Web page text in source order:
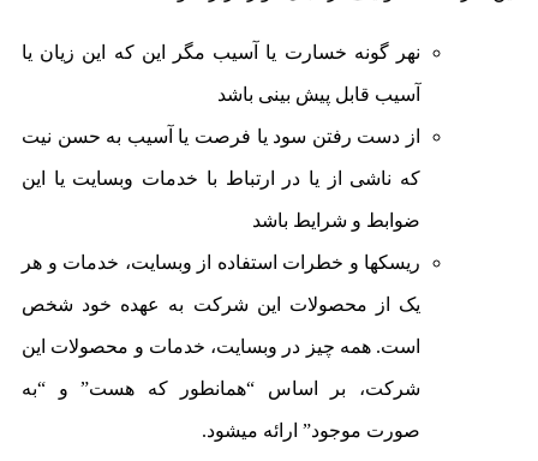
نهر گونه خسارت یا آسیب مگر این که این زیان یا
آسیب قابل پیش بینی باشد
از دست رفتن سود یا فرصت یا آسیب به حسن نیت
که ناشی از یا در ارتباط با خدمات وبسایت یا این
ضوابط و شرایط باشد
ریسکها و خطرات استفاده از وبسایت، خدمات و هر
یک از محصولات این شرکت به عهده خود شخص
است. همه چیز در وبسایت، خدمات و محصولات این
شرکت، بر اساس “همانطور که هست” و “به
صورت موجود” ارائه میشود.